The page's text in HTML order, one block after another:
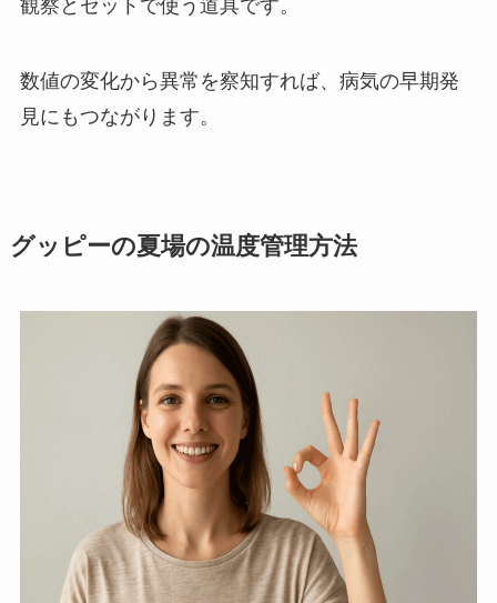
観察とセットで使う道具です。
数値の変化から異常を察知すれば、病気の早期発
見にもつながります。
グッピーの夏場の温度管理方法